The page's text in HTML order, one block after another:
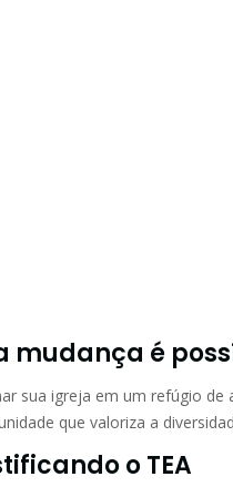
mudança é
sua igreja em um refúgio de
que valoriza a
o TEA